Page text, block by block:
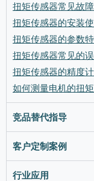
扭矩传感器常见故
扭矩传感器的安装
扭矩传感器的参数
扭矩传感器常见的
扭矩传感器的精度
如何测量电机的扭
竞品替代指导
客户定制案例
行业应用